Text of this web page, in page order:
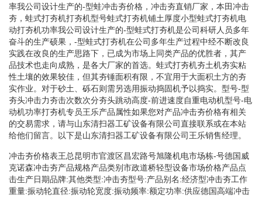
率我公司设计生产的-型蛙冲击夯价格，冲击夯直销厂家，本田冲击
夯，蛙式打夯机打夯机型号蛙式打夯机铺土厚度小型蛙式打夯机电
动打夯机功率我公司设计生产的-型蛙式打夯机是公司科研人员多年
奋斗的生产硕果，-型蛙式打夯机在公司多年生产过程中经不断改良
实践在改良的生产思路下，已成为市场上同类产品的优胜者，其产
品技术也走向成熟，是各大厂家的首选。蛙式打夯机夯土机夯实粘
性土壤的效果较佳，但其夯锤面积有限，不宜用于大面积土方的夯
实作业。对于砂土、砾石则需另选用振动捣固机予以捣实。型号-型
夯头冲击力夯击次数次分夯头跳动高度-前进速度自重电动机型号-电
动机功率打夯机专员王乐产品属性如果您对产品冲击夯价格有相关
的交易需求，请与山东清扫器工矿设备有限公司直接联系或在本站
给他们留言。以下是山东清扫器工矿设备有限公司王乐销售经理。
冲击夯价格表王总昆明市官渡区昌宏路号旭隆机电市场栋-号德国威
克诺森冲击夯产品规格产品类别市政道桥轻型设备市场价格产品点
击生产日期品牌:其他类型:冲击夯型号:产品别名:经济型冲击夯工作
重量:振动轮直径:振动轮宽度:振动频率:额定功率:供应德国高端冲击